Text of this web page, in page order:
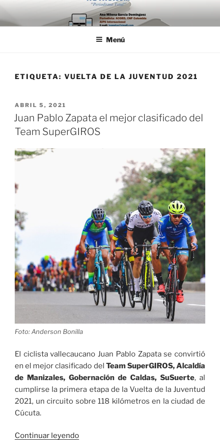
Saltar
al
contenido
Menú
ETIQUETA: VUELTA DE LA JUVENTUD 2021
PUBLICADO
EL
ABRIL 5, 2021
Juan Pablo Zapata el mejor clasificado del
Team SuperGIROS
Foto: Anderson Bonilla
El ciclista vallecaucano Juan Pablo Zapata se convirtió
en el mejor clasificado del Team SuperGIROS, Alcaldía
de Manizales, Gobernación de Caldas, SuSuerte, al
cumplirse la primera etapa de la Vuelta de la Juventud
2021, un circuito sobre 118 kilómetros en la ciudad de
Cúcuta.
Continuar leyendo«Juan